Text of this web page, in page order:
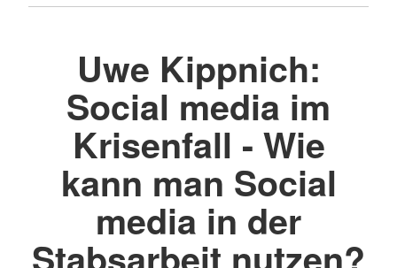
Uwe Kippnich:
Social media im
Krisenfall - Wie
kann man Social
media in der